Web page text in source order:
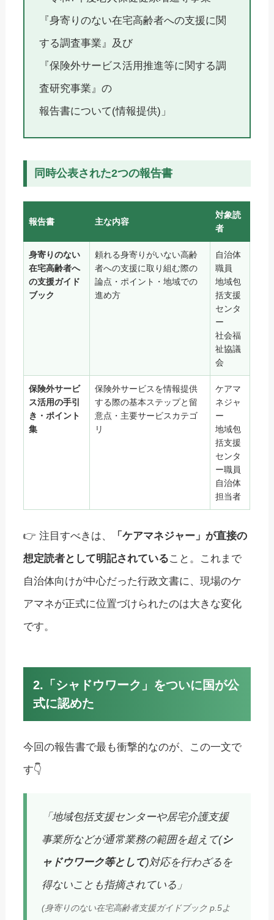
『身寄りのない在宅高齢者への支援に関
する調査事業』及び
『保険外サービス活用推進等に関する調
査研究事業』の
報告書について(情報提供)」
同時公表された2つの報告書
報告書 主な内容
対象読
者
身寄りのない
在宅高齢者へ
の支援ガイド
ブック
頼れる身寄りがいない高齢
者への支援に取り組む際の
論点・ポイント・地域での
進め方
自治体
職員
地域包
括支援
センタ
ー
社会福
祉協議
会
保険外サービ
ス活用の手引
き・ポイント
集
保険外サービスを情報提供
する際の基本ステップと留
意点・主要サービスカテゴ
リ
ケアマ
ネジャ
ー
地域包
括支援
センタ
ー職員
自治体
担当者
👉 注目すべきは、
「ケアマネジャー」が直接の
想定読者として明記されていること。これまで
自治体向けが中心だった行政文書に、現場のケ
アマネが正式に位置づけられたのは大きな変化
です。
2.「シャドウワーク」をついに国が公
式に認めた
今回の報告書で最も衝撃的なのが、この一文で
す👇
「地域包括支援センターや居宅介護支援
事業所などが通常業務の範囲を超えて(シ
ャドウワーク等として)対応を行わざるを
得ないことも指摘されている」
(身寄りのない在宅高齢者支援ガイドブック p.5よ